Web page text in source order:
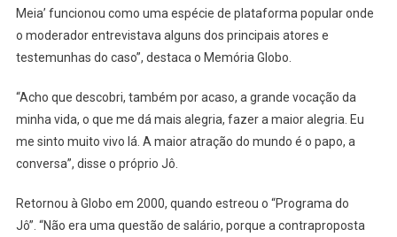
Meia’ funcionou como uma espécie de plataforma popular onde
o moderador entrevistava alguns dos principais atores e
testemunhas do caso”, destaca o Memória Globo.
“Acho que descobri, também por acaso, a grande vocação da
minha vida, o que me dá mais alegria, fazer a maior alegria. Eu
me sinto muito vivo lá. A maior atração do mundo é o papo, a
conversa”, disse o próprio Jô.
Retornou à Globo em 2000, quando estreou o “Programa do
Jô”. “Não era uma questão de salário, porque a contraproposta